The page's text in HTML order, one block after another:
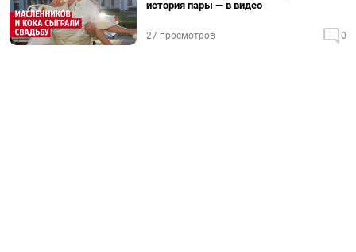
история пары — в видео
27 просмотров 0